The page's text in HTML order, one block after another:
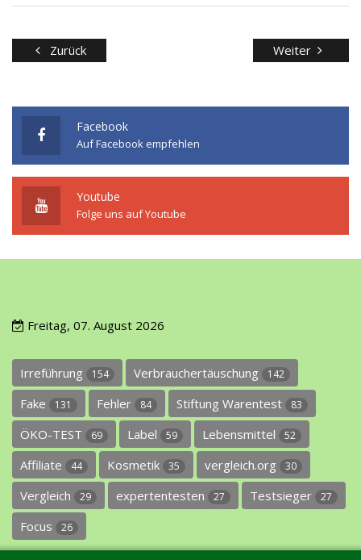
Zurück Weiter
Facebook
Auf Facebook empfehlen
Youtube
Folge uns auf Youtube
Freitag, 07. August 2026
Irreführung 154 Verbrauchertäuschung 142
Fake 131 Fehler 84 Stiftung Warentest 83
ÖKO-TEST 69 Label 59 Lebensmittel 52
Affiliate 44 Kosmetik 35 vergleich.org 30
Vergleich 29 expertentesten 27 Testsieger 27
Focus 26